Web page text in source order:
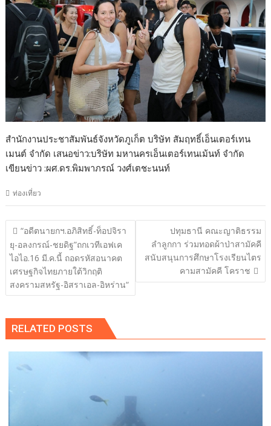
สํานักงานประชาสัมพันธ์จังหวัดภูเก็ต บริษัท สัมฤทธิ์เอ็นเตอร์เทน
เมนต์ จำกัด เสนอข่าว:บริษัท มหานครเอ็นเตอร์เทนเม้นท์ จำกัด
เขียนข่าว :ผศ.ดร.พิมพาภรณ์ วงศ์เตชะนนท์
ท่องเที่ยว
แนะแนว
เรื่อง
“อดีตนายกฯ.อภิสิทธิ์-ท็อปจิรา
ยุ-อลงกรณ์-ชยดิฐ”ถกเวทีเอฟเค
ไอไอ.16 มี.ค.นี้ ถอดรหัสอนาคต
เศรษฐกิจไทยภายใต้วิกฤติ
สงครามสหรัฐ-อิสราเอล-อิหร่าน“
ปทุมธานี คณะญาติธรรม
ลำลูกกา ร่วมทอดผ้าป่าสามัคคี
สนับสนุนการศึกษาโรงเรียนไตร
คามสามัคคี โคราช
RELATED POSTS